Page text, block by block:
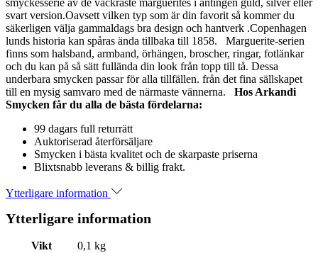
smyckesserie av de vackraste marguerites i antingen guld, silver eller
svart version.Oavsett vilken typ som är din favorit så kommer du
säkerligen välja gammaldags bra design och hantverk .Copenhagen
lunds historia kan spåras ända tillbaka till 1858. Marguerite-serien
finns som halsband, armband, örhängen, broscher, ringar, fotlänkar
och du kan på så sätt fullända din look från topp till tå. Dessa
underbara smycken passar för alla tillfällen. från det fina sällskapet
till en mysig samvaro med de närmaste vännerna. Hos Arkandi
Smycken får du alla de bästa fördelarna:
99 dagars full returrätt
Auktoriserad återförsäljare
Smycken i bästa kvalitet och de skarpaste priserna
Blixtsnabb leverans & billig frakt.
Ytterligare information
Ytterligare information
Vikt
0,1 kg